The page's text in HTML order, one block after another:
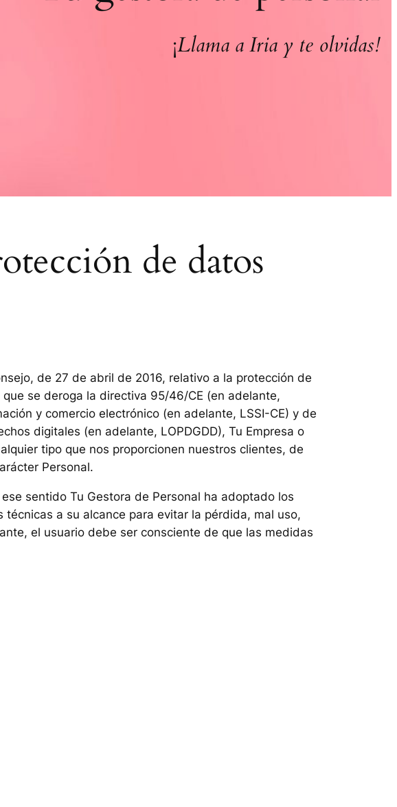
¡Llama a Iria y te olvidas!
de datos
de 27 de abril de 2016, relativo a la protección de
se deroga la directiva 95/46/CE (en adelante,
y comercio electrónico (en adelante, LSSI-CE) y de
digitales (en adelante, LOPDGDD), Tu Empresa o
tipo que nos proporcionen nuestros clientes, de
Personal.
sentido Tu Gestora de Personal ha adoptado los
a su alcance para evitar la pérdida, mal uso,
el usuario debe ser consciente de que las medidas